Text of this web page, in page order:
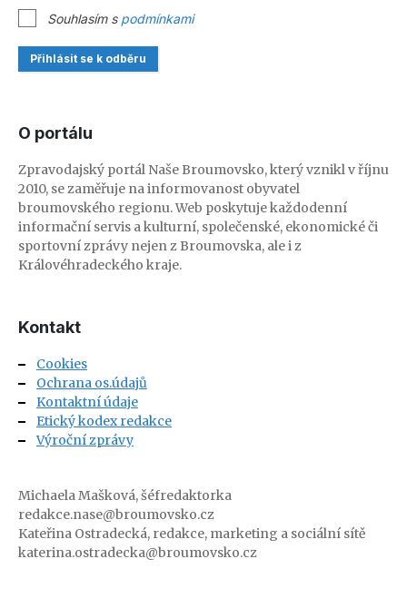
Souhlasím s podmínkami
Přihlásit se k odběru
O portálu
Zpravodajský portál Naše Broumovsko, který vznikl v říjnu
2010, se zaměřuje na informovanost obyvatel
broumovského regionu. Web poskytuje každodenní
informační servis a kulturní, společenské, ekonomické či
sportovní zprávy nejen z Broumovska, ale i z
Královéhradeckého kraje.
Kontakt
Cookies
Ochrana os.údajů
Kontaktní údaje
Etický kodex redakce
Výroční zprávy
Michaela Mašková, šéfredaktorka
redakce.nase@broumovsko.cz
Kateřina Ostradecká, redakce, marketing a sociální sítě
katerina.ostradecka@broumovsko.cz